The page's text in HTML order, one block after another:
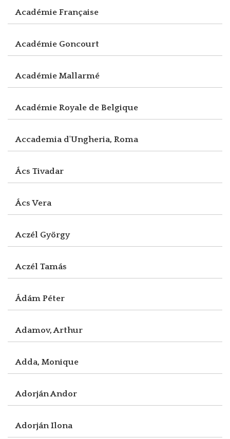
Académie Française
Académie Goncourt
Académie Mallarmé
Académie Royale de Belgique
Accademia d'Ungheria, Roma
Ács Tivadar
Ács Vera
Aczél György
Aczél Tamás
Ádám Péter
Adamov, Arthur
Adda, Monique
Adorján Andor
Adorján Ilona